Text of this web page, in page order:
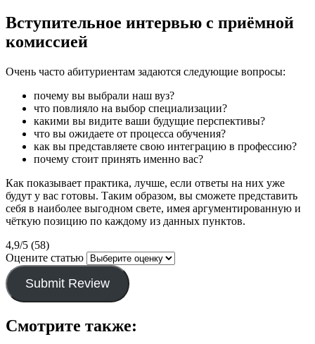
Вступительное интервью с приёмной
комиссией
Очень часто абитуриентам задаются следующие вопросы:
почему вы выбрали наш вуз?
что повлияло на выбор специализации?
какими вы видите ваши будущие перспективы?
что вы ожидаете от процесса обучения?
как вы представляете свою интеграцию в профессию?
почему стоит принять именно вас?
Как показывает практика, лучше, если ответы на них уже
будут у вас готовы. Таким образом, вы сможете представить
себя в наиболее выгодном свете, имея аргументированную и
чёткую позицию по каждому из данных пунктов.
4,9/5 (58)
Оцените статью
Submit Review
Смотрите также: